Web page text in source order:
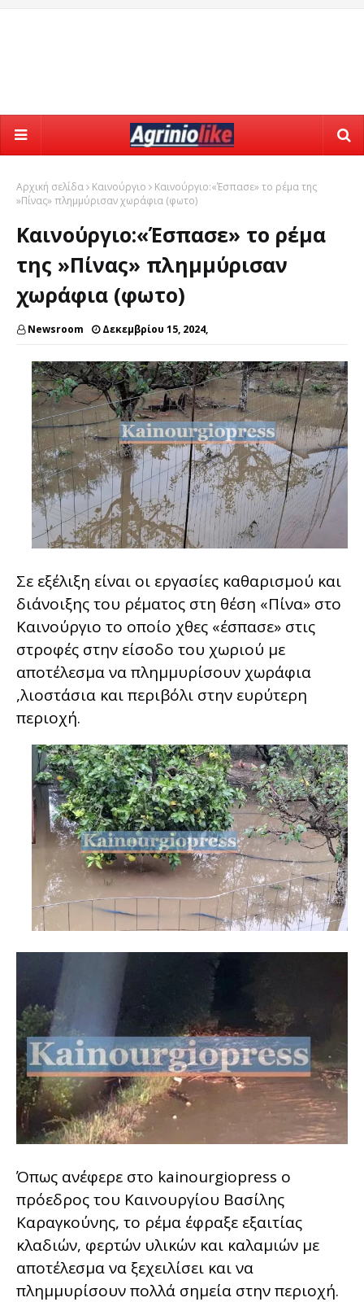
Αρχική σελίδα Καινούργιο
Καινούργιο:«Έσπασε» το ρέμα της
»Πίνας» πλημμύρισαν χωράφια (φωτο)
Καινούργιο:«Έσπασε» το ρέμα
της »Πίνας» πλημμύρισαν
χωράφια (φωτο)
Newsroom Δεκεμβρίου 15, 2024,
Σε εξέλιξη είναι οι εργασίες καθαρισμού και
διάνοιξης του ρέματος στη θέση «Πίνα» στο
Καινούργιο το οποίο χθες «έσπασε» στις
στροφές στην είσοδο του χωριού με
αποτέλεσμα να πλημμυρίσουν χωράφια
,λιοστάσια και περιβόλι στην ευρύτερη
περιοχή.
Όπως ανέφερε στο kainourgiopress ο
πρόεδρος του Καινουργίου Βασίλης
Καραγκούνης, το ρέμα έφραξε εξαιτίας
κλαδιών, φερτών υλικών και καλαμιών με
αποτέλεσμα να ξεχειλίσει και να
πλημμυρίσουν πολλά σημεία στην περιοχή.